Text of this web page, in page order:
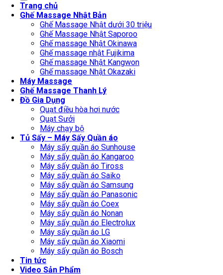
Trang chủ
Ghế Massage Nhật Bản
Ghế Massage Nhật dưới 30 triệu
Ghế Massage Nhật Saporoo
Ghế massage Nhật Okinawa
Ghế massage nhật Fujikima
Ghế massage Nhật Kangwon
Ghế massage Nhật Okazaki
Máy Massage
Ghế Massage Thanh Lý
Đồ Gia Dụng
Quạt điều hòa hơi nước
Quạt Sưởi
Máy chạy bộ
Tủ Sấy – Máy Sấy Quần áo
Máy sấy quần áo Sunhouse
Máy sấy quần áo Kangaroo
Máy sấy quần áo Tiross
Máy sấy quần áo Saiko
Máy sấy quần áo Samsung
Máy sấy quần áo Panasonic
Máy sấy quần áo Coex
Máy sấy quần áo Nonan
Máy sấy quần áo Electrolux
Máy sấy quần áo LG
Máy sấy quần áo Xiaomi
Máy sấy quần áo Bosch
Tin tức
Video Sản Phẩm